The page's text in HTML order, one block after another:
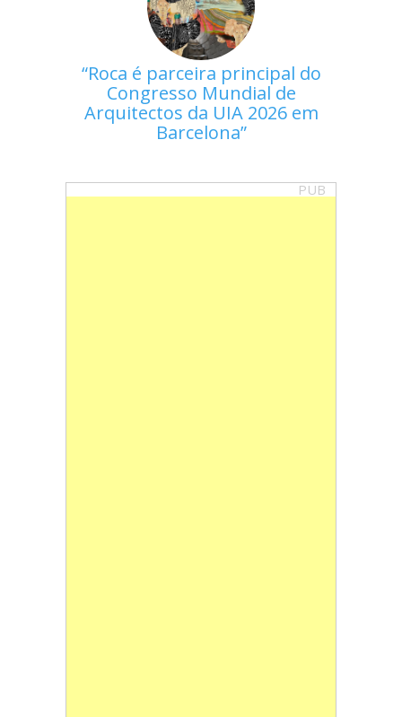
Roca é parceira principal do
Congresso Mundial de
Arquitectos da UIA 2026 em
Barcelona
PUB